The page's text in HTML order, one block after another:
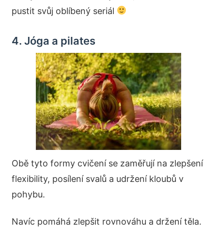
pustit svůj oblíbený seriál
4. Jóga a pilates
Obě tyto formy cvičení se zaměřují na zlepšení
flexibility, posílení svalů a udržení kloubů v
pohybu.
Navíc pomáhá zlepšit rovnováhu a držení těla.